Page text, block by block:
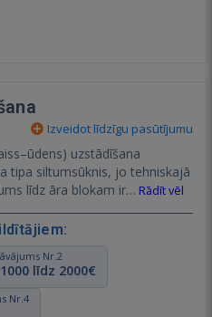
Izveidot līdzīgu pasūtījumu
uzstādīšana
tipa siltumsūknis, jo tehniskajā
līdz āra blokam ir… Rādīt vēl
Nr.2
līdz 2000€
Nr.4